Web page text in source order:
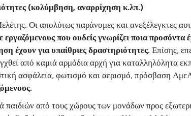
(κολύμβηση, αναρρίχηση κ.λπ.)
Οι απολύτως παράνομες και ανεξέλεγκτες
εργαζόμενους που ουδείς γνωρίζει ποια προσόντα
έχουν για υπαίθριες δραστηριότητες. Επίσης,
από καμιά αρμόδια αρχή για καταλληλόλητα
ασφάλεια, φωτισμό και αερισμό, πρόσβαση
από τους χώρους των μονάδων προς